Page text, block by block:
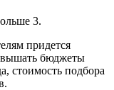
3.
придется
бюджеты
стоимость подбора